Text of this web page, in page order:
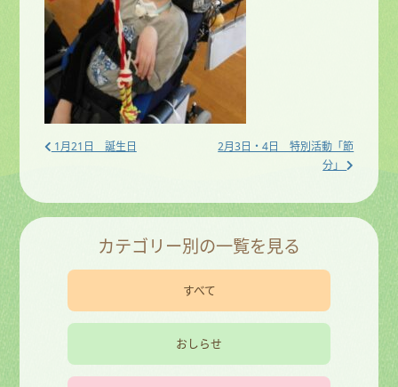
1月21日 誕生日
2月3日・4日 特別活動「節
分」
カテゴリー別の一覧を見る
すべて
おしらせ